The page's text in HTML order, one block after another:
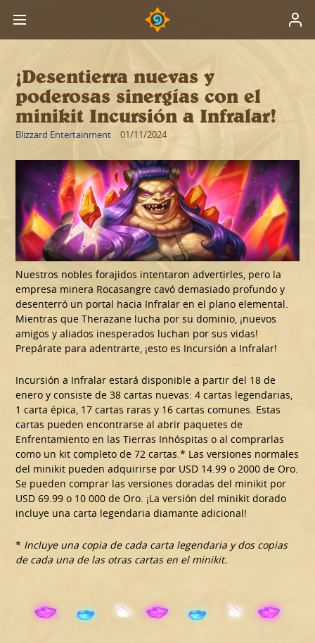
¡Desentierra nuevas y
poderosas sinergías con el
minikit Incursión a Infralar!
Blizzard Entertainment 01/11/2024
Nuestros nobles forajidos intentaron advertirles, pero la
empresa minera Rocasangre cavó demasiado profundo y
desenterró un portal hacia Infralar en el plano elemental.
Mientras que Therazane lucha por su dominio, ¡nuevos
amigos y aliados inesperados luchan por sus vidas!
Prepárate para adentrarte, ¡esto es Incursión a Infralar!
Incursión a Infralar estará disponible a partir del 18 de
enero y consiste de 38 cartas nuevas: 4 cartas legendarias,
1 carta épica, 17 cartas raras y 16 cartas comunes. Estas
cartas pueden encontrarse al abrir paquetes de
Enfrentamiento en las Tierras Inhóspitas o al comprarlas
como un kit completo de 72 cartas.* Las versiones normales
del minikit pueden adquirirse por USD 14.99 o 2000 de Oro.
Se pueden comprar las versiones doradas del minikit por
USD 69.99 o 10 000 de Oro. ¡La versión del minikit dorado
incluye una carta legendaria diamante adicional!
* Incluye una copia de cada carta legendaria y dos copias
de cada una de las otras cartas en el minikit.